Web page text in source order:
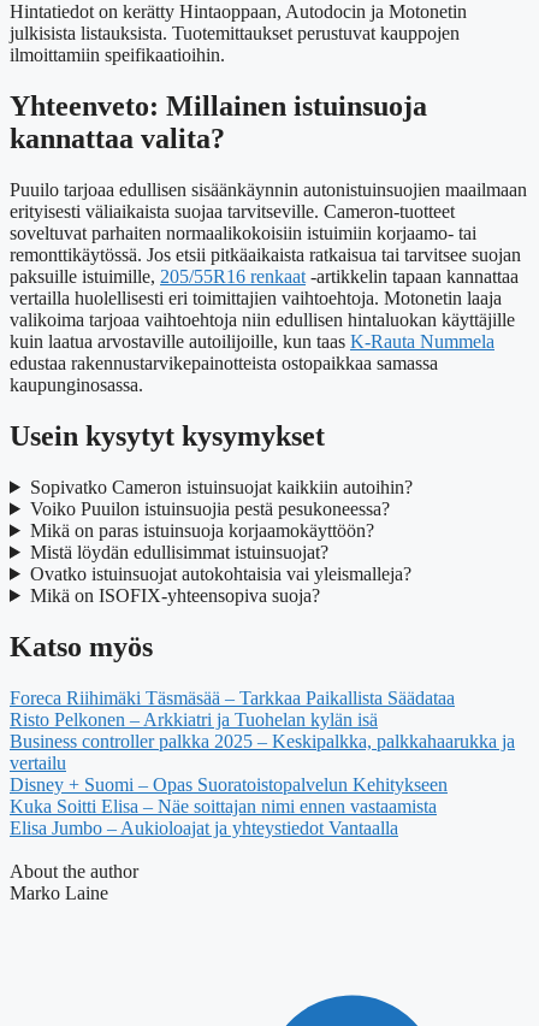
Hintatiedot on kerätty Hintaoppaan, Autodocin ja Motonetin
julkisista listauksista. Tuotemittaukset perustuvat kauppojen
ilmoittamiin speifikaatioihin.
Yhteenveto: Millainen istuinsuoja
kannattaa valita?
Puuilo tarjoaa edullisen sisäänkäynnin autonistuinsuojien maailmaan
erityisesti väliaikaista suojaa tarvitseville. Cameron-tuotteet
soveltuvat parhaiten normaalikokoisiin istuimiin korjaamo- tai
remonttikäytössä. Jos etsii pitkäaikaista ratkaisua tai tarvitsee suojan
paksuille istuimille, 205/55R16 renkaat -artikkelin tapaan kannattaa
vertailla huolellisesti eri toimittajien vaihtoehtoja. Motonetin laaja
valikoima tarjoaa vaihtoehtoja niin edullisen hintaluokan käyttäjille
kuin laatua arvostaville autoilijoille, kun taas K-Rauta Nummela
edustaa rakennustarvikepainotteista ostopaikkaa samassa
kaupunginosassa.
Usein kysytyt kysymykset
Sopivatko Cameron istuinsuojat kaikkiin autoihin?
Voiko Puuilon istuinsuojia pestä pesukoneessa?
Mikä on paras istuinsuoja korjaamokäyttöön?
Mistä löydän edullisimmat istuinsuojat?
Ovatko istuinsuojat autokohtaisia vai yleismalleja?
Mikä on ISOFIX-yhteensopiva suoja?
Katso myös
Foreca Riihimäki Täsmäsää – Tarkkaa Paikallista Säädataa
Risto Pelkonen – Arkkiatri ja Tuohelan kylän isä
Business controller palkka 2025 – Keskipalkka, palkkahaarukka ja
vertailu
Disney + Suomi – Opas Suoratoistopalvelun Kehitykseen
Kuka Soitti Elisa – Näe soittajan nimi ennen vastaamista
Elisa Jumbo – Aukioloajat ja yhteystiedot Vantaalla
About the author
Marko Laine